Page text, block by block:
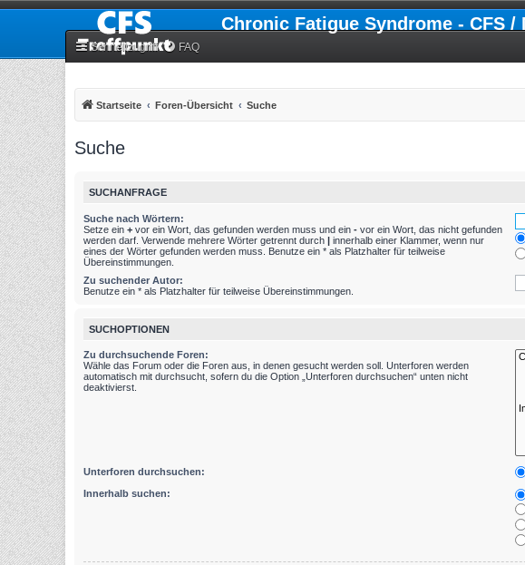
Chronic Fatigue Syndrome - CFS /
Schnellzugriff FAQ
Startseite Foren-Übersicht Suche
Suche
SUCHANFRAGE
Suche nach Wörtern:
Setze ein + vor ein Wort, das gefunden werden muss und ein - vor ein Wort, das nicht gefunden
werden darf. Verwende mehrere Wörter getrennt durch | innerhalb einer Klammer, wenn nur
eines der Wörter gefunden werden muss. Benutze ein * als Platzhalter für teilweise
Übereinstimmungen.
Zu suchender Autor:
Benutze ein * als Platzhalter für teilweise Übereinstimmungen.
SUCHOPTIONEN
Zu durchsuchende Foren:
Wähle das Forum oder die Foren aus, in denen gesucht werden soll. Unterforen werden
automatisch mit durchsucht, sofern du die Option „Unterforen durchsuchen“ unten nicht
deaktivierst.
Unterforen durchsuchen:
Innerhalb suchen: